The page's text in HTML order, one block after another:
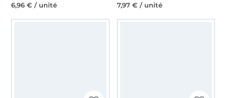
6,96 € / unité 7,97 € / unité